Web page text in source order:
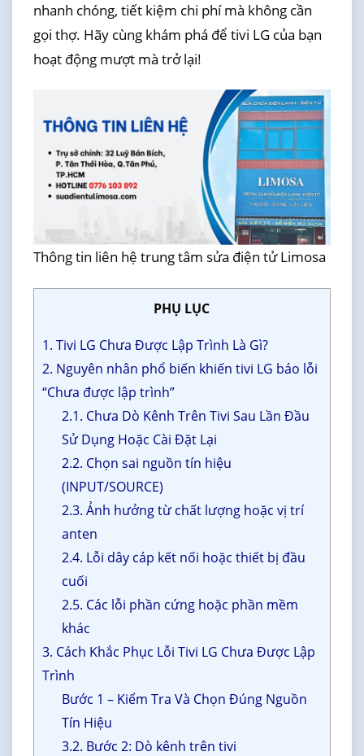
nhanh chóng, tiết kiệm chi phí mà không cần
gọi thợ. Hãy cùng khám phá để tivi LG của bạn
hoạt động mượt mà trở lại!
Thông tin liên hệ trung tâm sửa điện tử Limosa
PHỤ LỤC
1. Tivi LG Chưa Được Lập Trình Là Gì?
2. Nguyên nhân phổ biến khiến tivi LG báo lỗi
“Chưa được lập trình”
2.1. Chưa Dò Kênh Trên Tivi Sau Lần Đầu
Sử Dụng Hoặc Cài Đặt Lại
2.2. Chọn sai nguồn tín hiệu
(INPUT/SOURCE)
2.3. Ảnh hưởng từ chất lượng hoặc vị trí
anten
2.4. Lỗi dây cáp kết nối hoặc thiết bị đầu
cuối
2.5. Các lỗi phần cứng hoặc phần mềm
khác
3. Cách Khắc Phục Lỗi Tivi LG Chưa Được Lập
Trình
Bước 1 – Kiểm Tra Và Chọn Đúng Nguồn
Tín Hiệu
3.2. Bước 2: Dò kênh trên tivi